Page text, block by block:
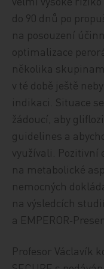
do 90 dnů po
na posouzení
optimalizace
několika
v té době ještě
indikaci. Situace
žádoucí, aby
guidelines a
využívali. Pozitivní
na metabolické
nemocných
na výsledcích
a
Profesor Václavík